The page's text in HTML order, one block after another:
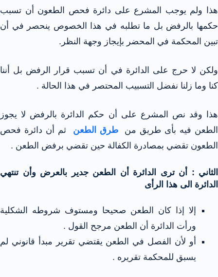
هذا ولم يوجب المشرع على دائرة فحص الطعون أن تسبب
حكمها بالرفض بل ما تطلبه في هذا الخصوص ينحصر في أن
تبين المحكمة في المحضر بإيجاز وجهة النظر.
ولكن لا حرج على الدائرة في أن تسبب قرار الرفض بل أننا
كنا وما زلنا نفضل التسبيب المحتصر في هذا الحالة .
هذا وقد نص المشرع على أن حكم الدائرة بالرفض لا يجوز
الطعن فيه بأى طريق منطرق الطعن
ثم أن دائرة فحص
الطعون تقضي بمصادرة الكفالة حين تقضي برفض الطعن .
الثاني : أن ترى الدائرة أن الطعن جدير بالعرض وأن تنتهي
الدائرة الى هذا الرأى
إلا إذا كان الطعن صحيحا ومستوف شروطه الشكلية
ورأت الدائرة أن الطعن مرجح القول .
أو لأن الفصل في الطعن يقتضي تقرير مبدأ قانوني لم
يسبق للمحكمة تقريره .